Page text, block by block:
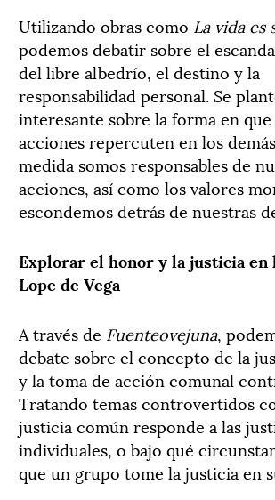
Utilizando obras como La vida es
podemos debatir sobre el
del libre albedrío, el destino y la
responsabilidad personal. Se
interesante sobre la forma en
acciones repercuten en los
medida somos responsables de
acciones, así como los valores
escondemos detrás de nuestras
Explorar el honor y la justicia en
Lope de Vega
A través de Fuenteovejuna,
debate sobre el concepto de la
y la toma de acción comunal
Tratando temas controvertidos
justicia común responde a las
individuales, o bajo qué
que un grupo tome la justicia en